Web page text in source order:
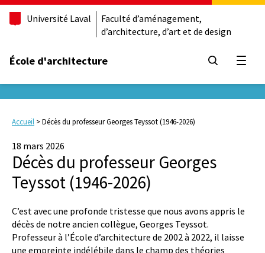
Université Laval
Faculté d’aménagement,
d’architecture, d’art et de design
École d'architecture
Accueil >Décès du professeur Georges Teyssot (1946-2026)
18 mars 2026
Décès du professeur Georges
Teyssot (1946-2026)
C’est avec une profonde tristesse que nous avons appris le
décès de notre ancien collègue, Georges Teyssot.
Professeur à l’École d’architecture de 2002 à 2022, il laisse
une empreinte indélébile dans le champ des théories